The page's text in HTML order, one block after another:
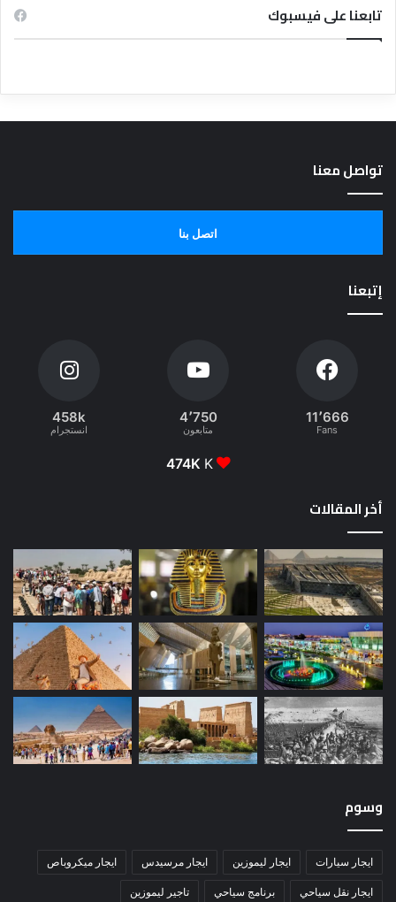
تابعنا على فيسبوك
تواصل معنا
اتصل بنا
إتبعنا
11٬666
Fans
4٬750
متابعون
458k
انستجرام
474K K
أخر المقالات
وسوم
ايجار سيارات ايجار ليموزين ايجار مرسيدس ايجار ميكروباص
ايجار نقل سياحي برنامج سياحي تاجير ليموزين